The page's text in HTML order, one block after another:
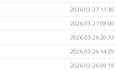
2026-03-27 11:30
2026-03-27 08:00
2026-03-26 20:33
2026-03-26 14:29
2026-03-26 09:19